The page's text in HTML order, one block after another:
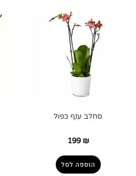
סחלב ענף כפול
199 ₪
הוספה לסל